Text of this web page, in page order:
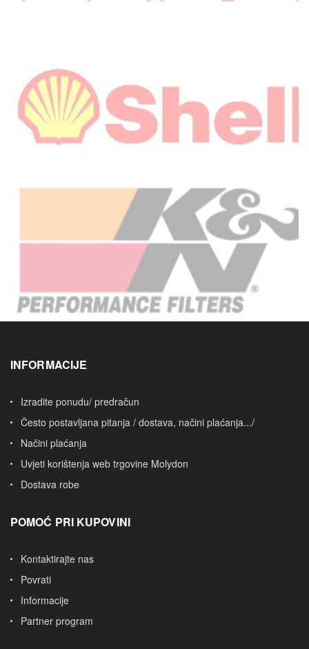
INFORMACIJE
Izradite ponudu/ predračun
Često postavljana pitanja / dostava, načini plaćanja.../
Načini plaćanja
Uvjeti korištenja web trgovine Molydon
Dostava robe
POMOĆ PRI KUPOVINI
Kontaktirajte nas
Povrati
Informacije
Partner program